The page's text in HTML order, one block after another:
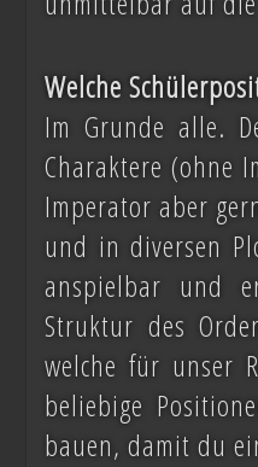
Welche
Im Grunde alle.
Charaktere (ohne
Imperator aber
und in diversen
anspielbar und
Struktur des
welche für unser
beliebige
bauen, damit du